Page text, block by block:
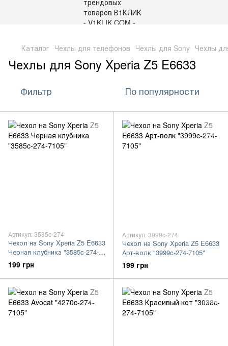
Каталог Чехлы для телефонов Чехлы для Sony Чехлы
Чехлы для Sony Xperia Z5 E6633
Фильтр По популярности
Артикул: 3585c-274
Чехол на Sony Xperia Z5 E6633
Черная клубника "3585c-274-
7105"
199 грн
Артикул: 3999c-274
Чехол на Sony Xperia Z5 E6633
Арт-волк "3999c-274-7105"
199 грн